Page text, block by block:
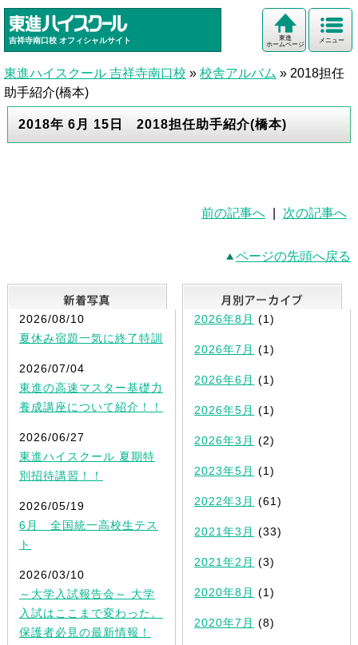
吉祥寺南口校 オフィシャルサイト メニュー
東進
ホームページ
東進ハイスクール 吉祥寺南口校 » 校舎アルバム » 2018担任
助手紹介(橋本)
2018年 6月 15日 2018担任助手紹介(橋本)
前の記事へ 次の記事へ
ページの先頭へ戻る
新着写真
2026/08/10
夏休み宿題一気に終了特訓
2026/07/04
東進の高速マスター基礎力
養成講座について紹介！！
2026/06/27
東進ハイスクール 夏期特
別招待講習！！
2026/05/19
6月 全国統一高校生テス
ト
2026/03/10
～大学入試報告会～ 大学
入試はここまで変わった。
保護者必見の最新情報！
2026年8月 (1)
2026年7月 (1)
2026年6月 (1)
2026年5月 (1)
2026年3月 (2)
2023年5月 (1)
2022年3月 (61)
2021年3月 (33)
2021年2月 (3)
2020年8月 (1)
2020年7月 (8)